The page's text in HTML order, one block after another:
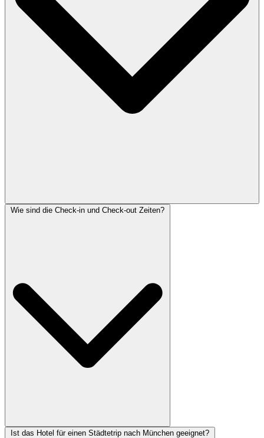
Wie sind die Check-in und Check-out Zeiten?
Ist das Hotel für einen Städtetrip nach München geeignet?